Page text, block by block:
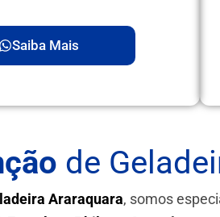
Saiba Mais
de
Araraquara, somos